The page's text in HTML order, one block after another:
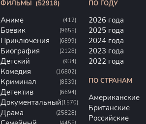
ФИЛЬМЫ (52918)
Аниме (412)
Боевик (9655)
Приключения (6899)
Биография (2128)
Детский (934)
Комедия (16802)
Криминал (8539)
Детектив (6694)
Документальный(1570)
Драма (25828)
ПО ГОДУ
2026 года
2025 года
2024 года
2023 года
2022 года
ПО СТРАНАМ
Американские
Британские
Российские